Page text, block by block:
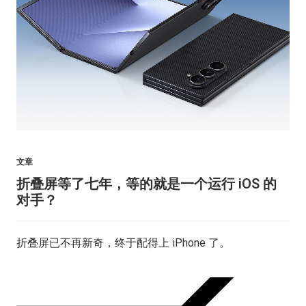
文章
折叠屏等了七年，等的就是一个运行 iOS 的
对手？
折叠屏已不再新奇，终于配得上 iPhone 了。